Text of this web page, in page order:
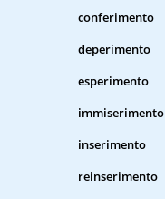
conferimento
deperimento
esperimento
immiserimento
inserimento
reinserimento